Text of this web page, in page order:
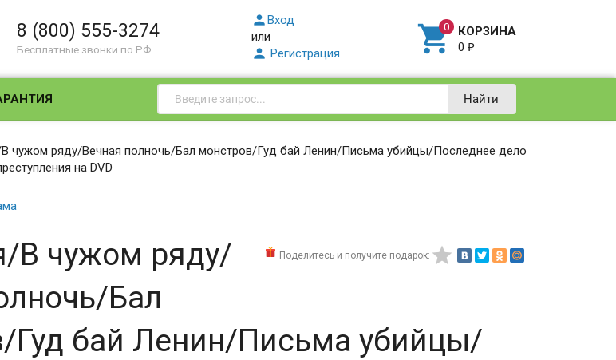
8 (800) 555-3274
Бесплатные звонки по РФ
Вход
или
 Регистрация  КОРЗИНА
0₽
Найти
чужом ряду/Вечная полночь/Бал монстров/Гуд бай Ленин/Письма убийцы/Последнее дело
на DVD
Поделитесь и получите подарок: 
В чужом ряду/
Бал
Гуд бай Ленин/Письма убийцы/